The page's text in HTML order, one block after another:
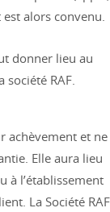
est alors convenu.
donner lieu au
société RAF.
achèvement et ne
Elle aura lieu
à l’établissement
La Société RAF